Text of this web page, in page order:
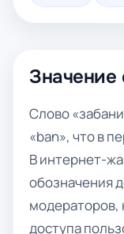
Значение
Слово
«ban», что в
В интернет-
обозначения
модераторов,
доступа